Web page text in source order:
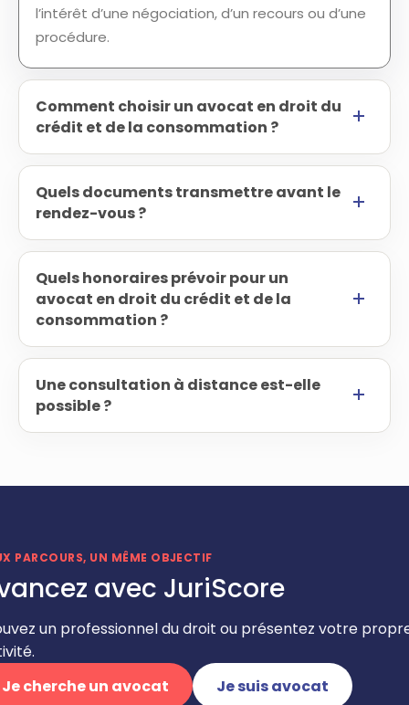
l’intérêt d’une négociation, d’un recours ou d’une
procédure.
Comment choisir un avocat en droit du
crédit et de la consommation ?
Quels documents transmettre avant le
rendez-vous ?
Quels honoraires prévoir pour un
avocat en droit du crédit et de la
consommation ?
Une consultation à distance est-elle
possible ?
PARCOURS, UN MÊME OBJECTIF
avec JuriScore
un professionnel du droit ou présentez votre
Je cherche un avocat
Je suis avocat